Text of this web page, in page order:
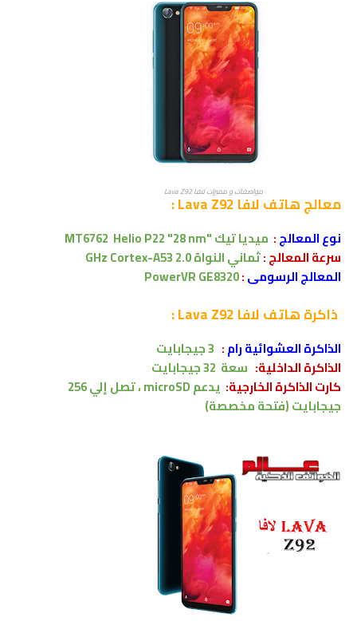
مواصفات و مميزات لافا Lava Z92
معالجهاتف لافا Lava Z92 :
نوع المعالج: ميديا تيك "MT6762 Helio P22 "28 nm
سرعة المعالج :ثماني النواة2.0 GHz Cortex-A53
المعالج الرسومى:
PowerVR GE8320
ذاكرةهاتف لافا Lava Z92 :
الذاكرة العشوائية رام:
الذاكرة الداخلية: سعة 32جيجابايت
كارت الذاكرة الخارجية: يدعمmicroSD ، تصل إلي256
جيجابايت(فتحة مخصصة)